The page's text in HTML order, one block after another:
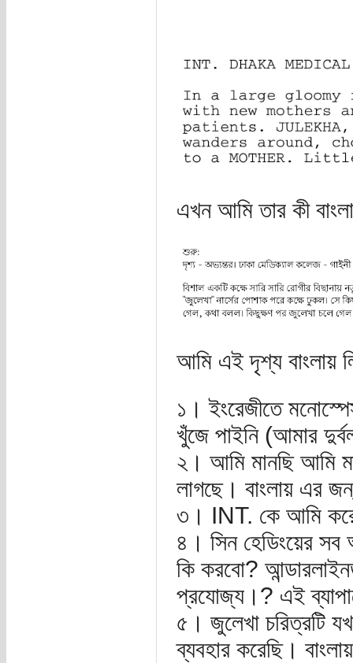
এখন আমি তার কী
আমি এই দৃশ্য বাংলায়
১। ইংরেজীতে
খুঁজে পাইনি (আমার
২। আমি মানছি আমি
লাগছে। বাংলায় এর
৩। INT. কে আমি
৪। সিন হেডিংয়ের সব
কি করবো?
প্রযোজ্য।? এই
৫। জুলেখা চরিত্রটি
ব্যবহার করেছি।